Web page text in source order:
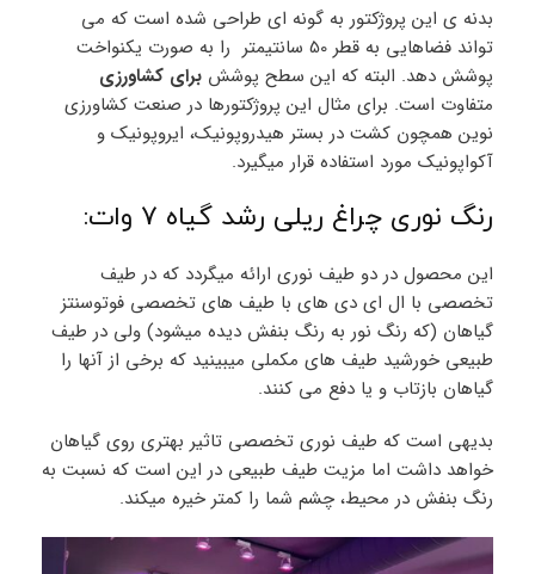
بدنه ی این پروژکتور به گونه ای طراحی شده است که می
تواند فضاهایی به قطر 50 سانتیمتر را به صورت یکنواخت
پوشش دهد. البته که این سطح پوشش برای کشاورزی
متفاوت است. برای مثال این پروژکتورها در صنعت کشاورزی
نوین همچون کشت در بستر هیدروپونیک، ایروپونیک و
آکواپونیک مورد استفاده قرار میگیرد.
رنگ نوری چراغ ریلی رشد گیاه 7 وات:
این محصول در دو طیف نوری ارائه میگردد که در طیف
تخصصی با ال ای دی های با طیف های تخصصی فوتوسنتز
گیاهان (که رنگ نور به رنگ بنفش دیده میشود) ولی در طیف
طبیعی خورشید طیف های مکملی میبینید که برخی از آنها را
گیاهان بازتاب و یا دفع می کنند.
بدیهی است که طیف نوری تخصصی تاثیر بهتری روی گیاهان
خواهد داشت اما مزیت طیف طبیعی در این است که نسبت به
رنگ بنفش در محیط، چشم شما را کمتر خیره میکند.